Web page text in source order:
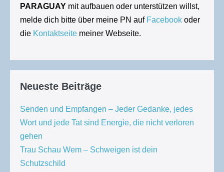
PARAGUAY mit aufbauen oder unterstützen willst,
melde dich bitte über meine PN auf Facebook oder
die Kontaktseite meiner Webseite.
Neueste Beiträge
Senden und Empfangen – Jeder Gedanke, jedes
Wort und jede Tat sind Energie, die nicht verloren
gehen
Trau Schau Wem – Schweigen ist dein
Schutzschild